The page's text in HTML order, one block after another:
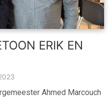
ERIK EN
Ahmed Marcouch